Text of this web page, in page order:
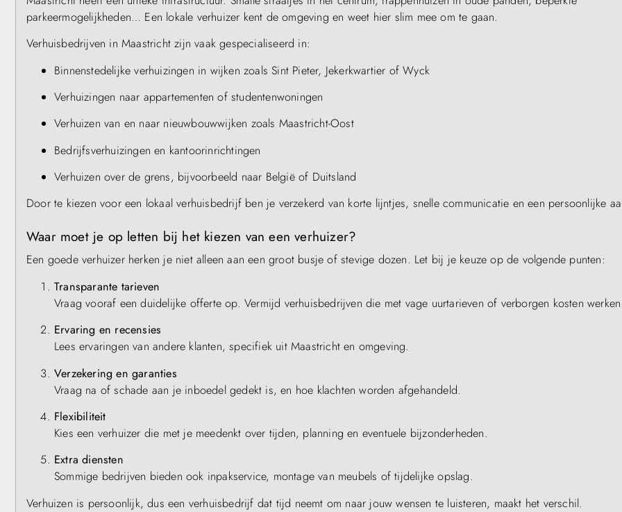
parkeermogelijkheden… Een lokale verhuizer kent de omgeving en weet hier slim mee om te gaan.
Verhuisbedrijven in Maastricht zijn vaak gespecialiseerd in:
Binnenstedelijke verhuizingen in wijken zoals Sint Pieter, Jekerkwartier of Wyck
Verhuizingen naar appartementen of studentenwoningen
Verhuizen van en naar nieuwbouwwijken zoals Maastricht-Oost
Bedrijfsverhuizingen en kantoorinrichtingen
Verhuizen over de grens, bijvoorbeeld naar België of Duitsland
Door te kiezen voor een lokaal verhuisbedrijf ben je verzekerd van korte lijntjes, snelle communicatie en een persoonlijke
Waar moet je op letten bij het kiezen van een verhuizer?
Een goede verhuizer herken je niet alleen aan een groot busje of stevige dozen. Let bij je keuze op de volgende punten:
Transparante tarieven
Vraag vooraf een duidelijke offerte op. Vermijd verhuisbedrijven die met vage uurtarieven of verborgen kosten werken.
Ervaring en recensies
Lees ervaringen van andere klanten, specifiek uit Maastricht en omgeving.
Verzekering en garanties
Vraag na of schade aan je inboedel gedekt is, en hoe klachten worden afgehandeld.
Flexibiliteit
Kies een verhuizer die met je meedenkt over tijden, planning en eventuele bijzonderheden.
Extra diensten
Sommige bedrijven bieden ook inpakservice, montage van meubels of tijdelijke opslag.
Verhuizen is persoonlijk, dus een verhuisbedrijf dat tijd neemt om naar jouw wensen te luisteren, maakt het verschil.